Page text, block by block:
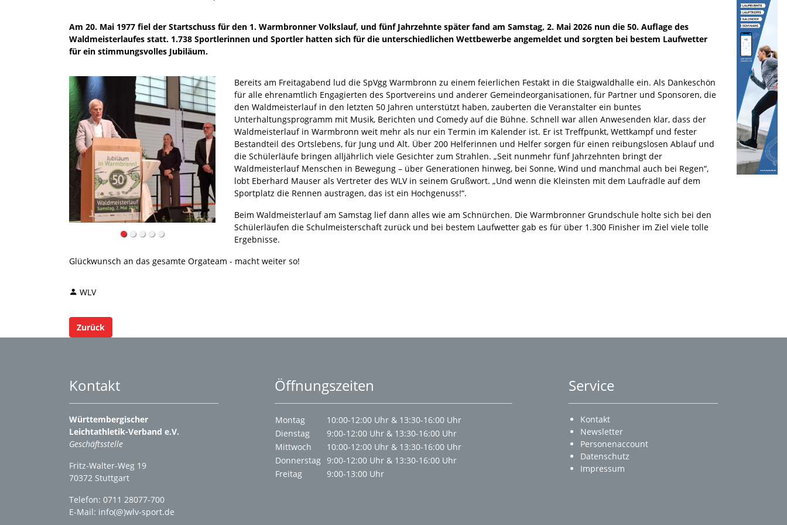
Am 20. Mai 1977 fiel der Startschuss für den 1. Warmbronner Volkslauf, und fünf Jahrzehnte später fand am Samstag, 2. Mai 2026 nun die 50. Auflage des
Waldmeisterlaufes statt. 1.738 Sportlerinnen und Sportler hatten sich für die unterschiedlichen Wettbewerbe angemeldet und sorgten bei bestem Laufwetter
für ein stimmungsvolles Jubiläum.
Bereits am Freitagabend lud die SpVgg Warmbronn zu einem feierlichen Festakt in die Staigwaldhalle ein. Als Dankeschön
für alle ehrenamtlich Engagierten des Sportvereins und anderer Gemeindeorganisationen, für Partner und Sponsoren, die
den Waldmeisterlauf in den letzten 50 Jahren unterstützt haben, zauberten die Veranstalter ein buntes
Unterhaltungsprogramm mit Musik, Berichten und Comedy auf die Bühne. Schnell war allen Anwesenden klar, dass der
Waldmeisterlauf in Warmbronn weit mehr als nur ein Termin im Kalender ist. Er ist Treffpunkt, Wettkampf und fester
Bestandteil des Ortslebens, für Jung und Alt. Über 200 Helferinnen und Helfer sorgen für einen reibungslosen Ablauf und
die Schülerläufe bringen alljährlich viele Gesichter zum Strahlen. „Seit nunmehr fünf Jahrzehnten bringt der
Waldmeisterlauf Menschen in Bewegung – über Generationen hinweg, bei Sonne, Wind und manchmal auch bei Regen“,
lobt Eberhard Mauser als Vertreter des WLV in seinem Grußwort. „Und wenn die Kleinsten mit dem Laufrädle auf dem
Sportplatz die Rennen austragen, das ist ein Hochgenuss!“.
Beim Waldmeisterlauf am Samstag lief dann alles wie am Schnürchen. Die Warmbronner Grundschule holte sich bei den
Schülerläufen die Schulmeisterschaft zurück und bei bestem Laufwetter gab es für über 1.300 Finisher im Ziel viele tolle
Ergebnisse.
Glückwunsch an das gesamte Orgateam - macht weiter so!
WLV
Zurück
Kontakt
Württembergischer
Leichtathletik-Verband e.V.
Geschäftsstelle
Fritz-Walter-Weg 19
70372 Stuttgart
Telefon: 0711 28077-700
E-Mail: info(@)wlv-sport.de
Öffnungszeiten
Montag
10:00-12:00 Uhr & 13:30-16:00 Uhr
Dienstag
9:00-12:00 Uhr & 13:30-16:00 Uhr
Mittwoch
10:00-12:00 Uhr & 13:30-16:00 Uhr
Donnerstag 9:00-12:00 Uhr & 13:30-16:00 Uhr
Freitag
9:00-13:00 Uhr
Service
Kontakt
Newsletter
Personenaccount
Datenschutz
Impressum